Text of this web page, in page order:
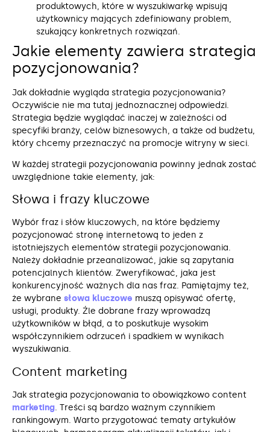
produktowych, które w wyszukiwarkę wpisują
użytkownicy mających zdefiniowany problem,
szukający konkretnych rozwiązań.
Jakie elementy zawiera strategia
pozycjonowania?
Jak dokładnie wygląda strategia pozycjonowania?
Oczywiście nie ma tutaj jednoznacznej odpowiedzi.
Strategia będzie wyglądać inaczej w zależności od
specyfiki branży, celów biznesowych, a także od budżetu,
który chcemy przeznaczyć na promocje witryny w sieci.
W każdej strategii pozycjonowania powinny jednak zostać
uwzględnione takie elementy, jak:
Słowa i frazy kluczowe
Wybór fraz i słów kluczowych, na które będziemy
pozycjonować stronę internetową to jeden z
istotniejszych elementów strategii pozycjonowania.
Należy dokładnie przeanalizować, jakie są zapytania
potencjalnych klientów. Zweryfikować, jaka jest
konkurencyjność ważnych dla nas fraz. Pamiętajmy też,
że wybrane słowa kluczowe muszą opisywać ofertę,
usługi, produkty. Źle dobrane frazy wprowadzą
użytkowników w błąd, a to poskutkuje wysokim
współczynnikiem odrzuceń i spadkiem w wynikach
wyszukiwania.
Content marketing
Jak strategia pozycjonowania to obowiązkowo content
marketing. Treści są bardzo ważnym czynnikiem
rankingowym. Warto przygotować tematy artykułów